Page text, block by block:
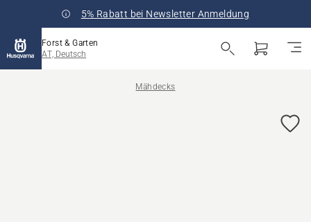
5% Rabatt bei Newsletter Anmeldung
Forst & Garten
AT, Deutsch
Mähdecks